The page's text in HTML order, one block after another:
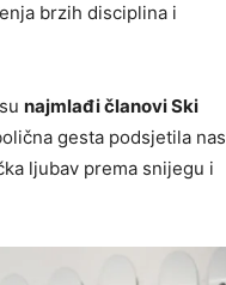
brzih disciplina i
najmlađi članovi Ski
gesta podsjetila nas
ljubav prema snijegu i